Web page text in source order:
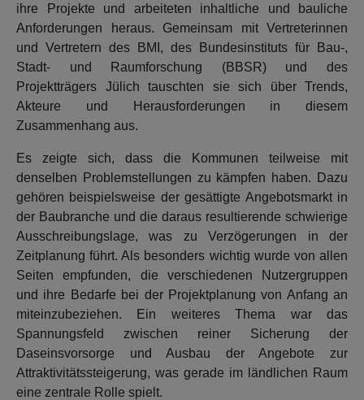
ihre Projekte und arbeiteten inhaltliche und bauliche
Anforderungen heraus. Gemeinsam mit Vertreterinnen
und Vertretern des BMI, des Bundesinstituts für Bau-,
Stadt- und Raumforschung (BBSR) und des
Projektträgers Jülich tauschten sie sich über Trends,
Akteure und Herausforderungen in diesem
Zusammenhang aus.
Es zeigte sich, dass die Kommunen teilweise mit
denselben Problemstellungen zu kämpfen haben. Dazu
gehören beispielsweise der gesättigte Angebotsmarkt in
der Baubranche und die daraus resultierende schwierige
Ausschreibungslage, was zu Verzögerungen in der
Zeitplanung führt. Als besonders wichtig wurde von allen
Seiten empfunden, die verschiedenen Nutzergruppen
und ihre Bedarfe bei der Projektplanung von Anfang an
miteinzubeziehen. Ein weiteres Thema war das
Spannungsfeld zwischen reiner Sicherung der
Daseinsvorsorge und Ausbau der Angebote zur
Attraktivitätssteigerung, was gerade im ländlichen Raum
eine zentrale Rolle spielt.